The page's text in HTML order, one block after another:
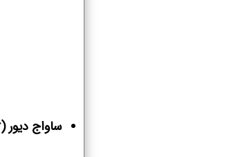
ساواج دیور (Sauvage Dior)